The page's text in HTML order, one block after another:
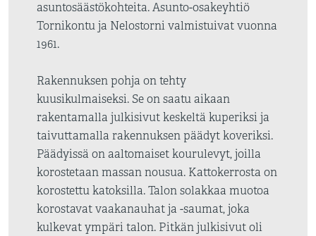
asuntosäästökohteita. Asunto-osakeyhtiö
Tornikontu ja Nelostorni valmistuivat vuonna
1961.
Rakennuksen pohja on tehty
kuusikulmaiseksi. Se on saatu aikaan
rakentamalla julkisivut keskeltä kuperiksi ja
taivuttamalla rakennuksen päädyt koveriksi.
Päädyissä on aaltomaiset kourulevyt, joilla
korostetaan massan nousua. Kattokerrosta on
korostettu katoksilla. Talon solakkaa muotoa
korostavat vaakanauhat ja -saumat, joka
kulkevat ympäri talon. Pitkän julkisivut oli